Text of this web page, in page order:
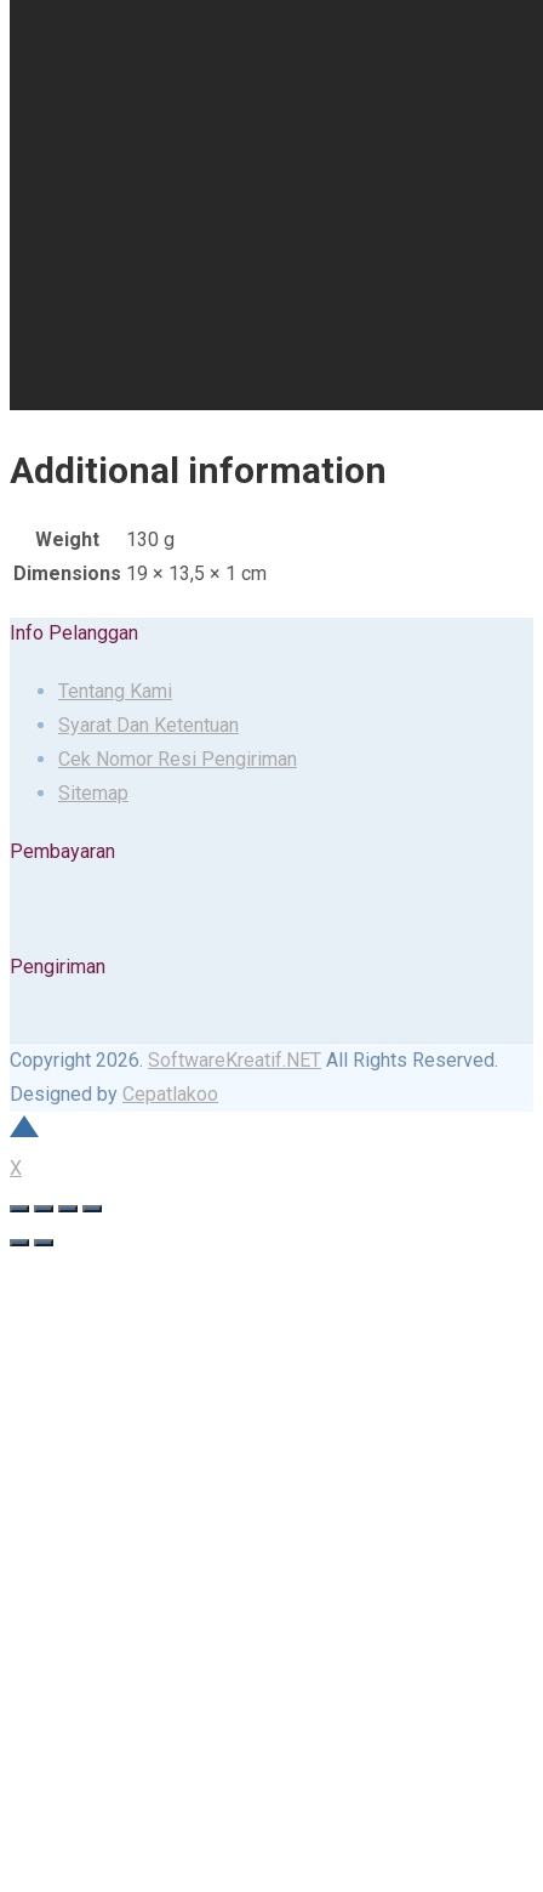
Additional information
Weight
130 g
Dimensions 19 × 13,5 × 1 cm
Info Pelanggan
Tentang Kami
Syarat Dan Ketentuan
Cek Nomor Resi Pengiriman
Sitemap
Pembayaran
Pengiriman
Copyright 2026. SoftwareKreatif.NET All Rights Reserved.
Designed by Cepatlakoo
X